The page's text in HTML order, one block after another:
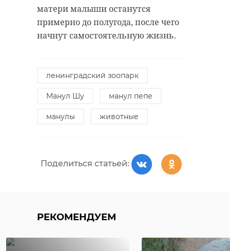
матери малыши останутся
примерно до полугода, после чего
начнут самостоятельную жизнь.
ленинградский зоопарк
Манул Шу манул пепе
манулы животные
Поделиться статьей:
РЕКОМЕНДУЕМ